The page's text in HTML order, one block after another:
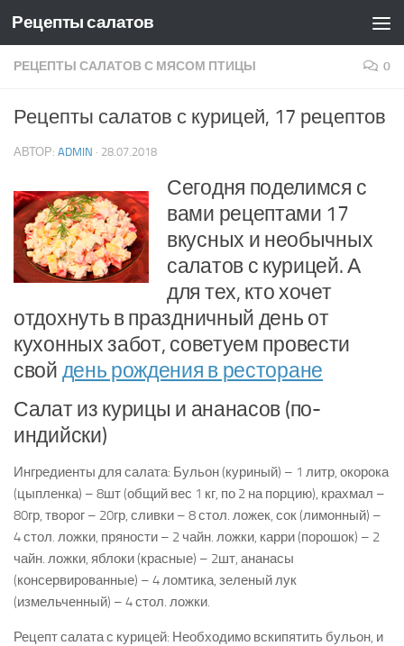
Skip to content
Рецепты салатов
РЕЦЕПТЫ САЛАТОВ С МЯСОМ ПТИЦЫ 0
Рецепты салатов с курицей, 17 рецептов
АВТОР: ADMIN · 28.07.2018
Сегодня поделимся с
вами рецептами 17
вкусных и необычных
салатов с курицей. А
для тех, кто хочет
отдохнуть в праздничный день от
кухонных забот, советуем провести
свой день рождения в ресторане
Салат из курицы и ананасов (по-
индийски)
Ингредиенты для салата: Бульон (куриный) – 1 литр, окорока
(цыпленка) – 8шт (общий вес 1 кг, по 2 на порцию), крахмал –
80гр, творог – 20гр, сливки – 8 стол. ложек, сок (лимонный) –
4 стол. ложки, пряности – 2 чайн. ложки, карри (порошок) – 2
чайн. ложки, яблоки (красные) – 2шт, ананасы
(консервированные) – 4 ломтика, зеленый лук
(измельченный) – 4 стол. ложки.
Рецепт салата с курицей: Необходимо вскипятить бульон, и